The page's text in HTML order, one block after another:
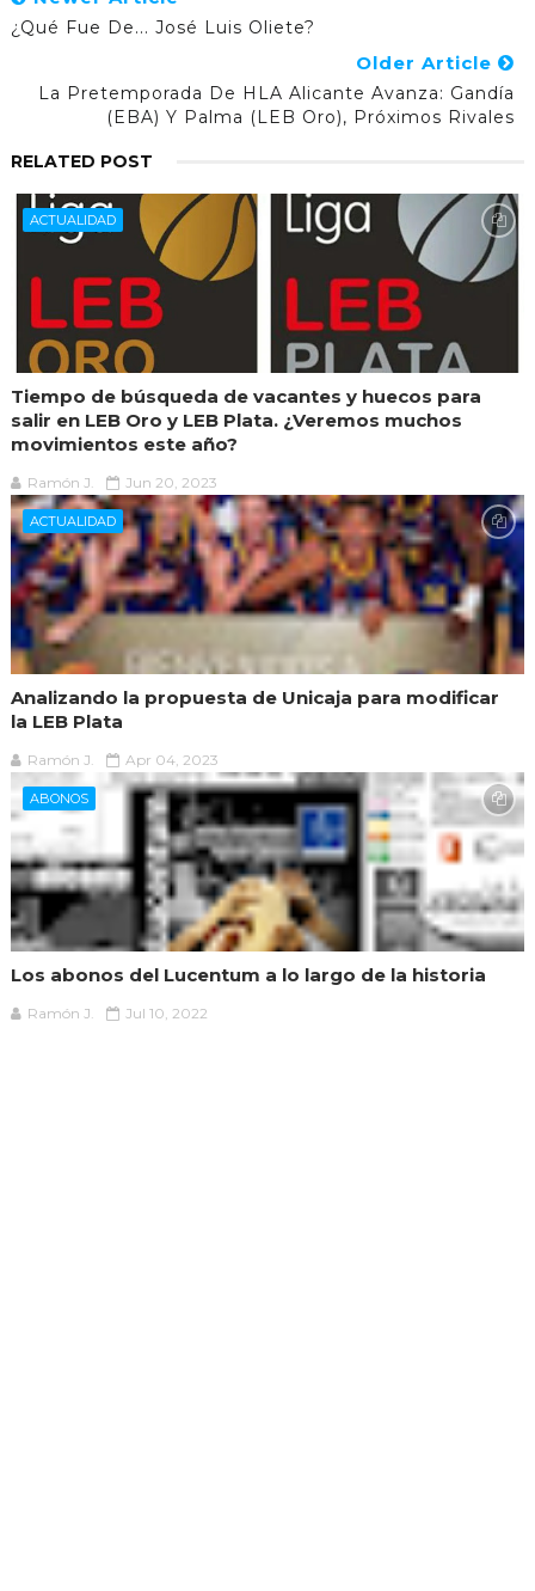
¿Qué Fue De... José Luis Oliete?
Older Article
La Pretemporada De HLA Alicante Avanza: Gandía
(EBA) Y Palma (LEB Oro), Próximos Rivales
RELATED POST
ACTUALIDAD
Tiempo de búsqueda de vacantes y huecos para
salir en LEB Oro y LEB Plata. ¿Veremos muchos
movimientos este año?
Ramón J. Jun 20, 2023
ACTUALIDAD
Analizando la propuesta de Unicaja para modificar
la LEB Plata
Ramón J. Apr 04, 2023
ABONOS
Los abonos del Lucentum a lo largo de la historia
Ramón J. Jul 10, 2022